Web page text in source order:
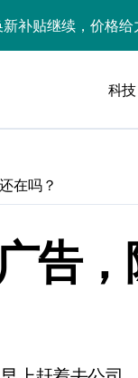
补贴继续，价格给
，白银狂飙3.5%
五，丰田一季净赚
：裁员3200、卖工
Switch 2：画质大
始人辞去CEO，但
科技
在吗？
告